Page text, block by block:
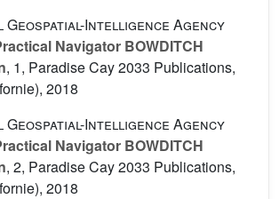
Geospatial-Intelligence Agency
Navigator BOWDITCH
, 1, Paradise Cay 2033 Publications,
2018
Geospatial-Intelligence Agency
Navigator BOWDITCH
, 2, Paradise Cay 2033 Publications,
2018